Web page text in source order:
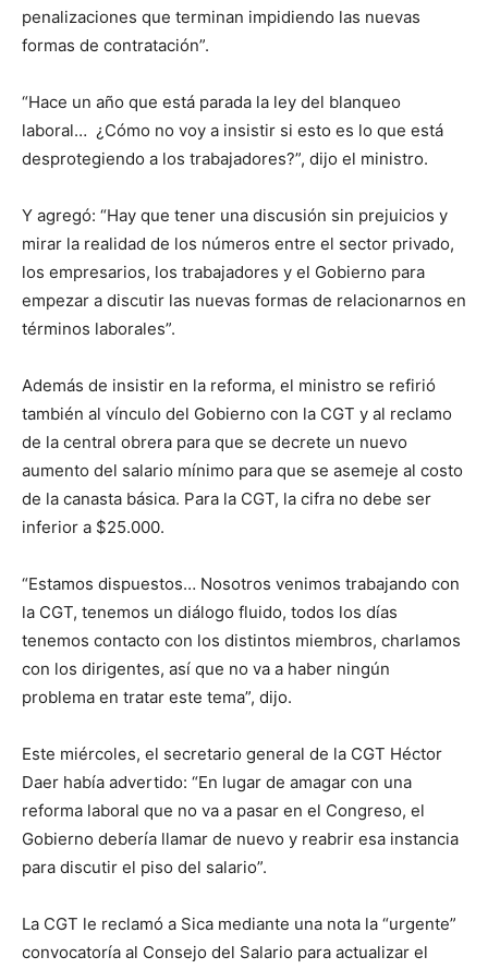
penalizaciones que terminan impidiendo las nuevas
formas de contratación”.
“Hace un año que está parada la ley del blanqueo
laboral… ¿Cómo no voy a insistir si esto es lo que está
desprotegiendo a los trabajadores?”, dijo el ministro.
Y agregó: “Hay que tener una discusión sin prejuicios y
mirar la realidad de los números entre el sector privado,
los empresarios, los trabajadores y el Gobierno para
empezar a discutir las nuevas formas de relacionarnos en
términos laborales”.
Además de insistir en la reforma, el ministro se refirió
también al vínculo del Gobierno con la CGT y al reclamo
de la central obrera para que se decrete un nuevo
aumento del salario mínimo para que se asemeje al costo
de la canasta básica. Para la CGT, la cifra no debe ser
inferior a $25.000.
“Estamos dispuestos… Nosotros venimos trabajando con
la CGT, tenemos un diálogo fluido, todos los días
tenemos contacto con los distintos miembros, charlamos
con los dirigentes, así que no va a haber ningún
problema en tratar este tema”, dijo.
Este miércoles, el secretario general de la CGT Héctor
Daer había advertido: “En lugar de amagar con una
reforma laboral que no va a pasar en el Congreso, el
Gobierno debería llamar de nuevo y reabrir esa instancia
para discutir el piso del salario”.
La CGT le reclamó a Sica mediante una nota la “urgente”
convocatoría al Consejo del Salario para actualizar el